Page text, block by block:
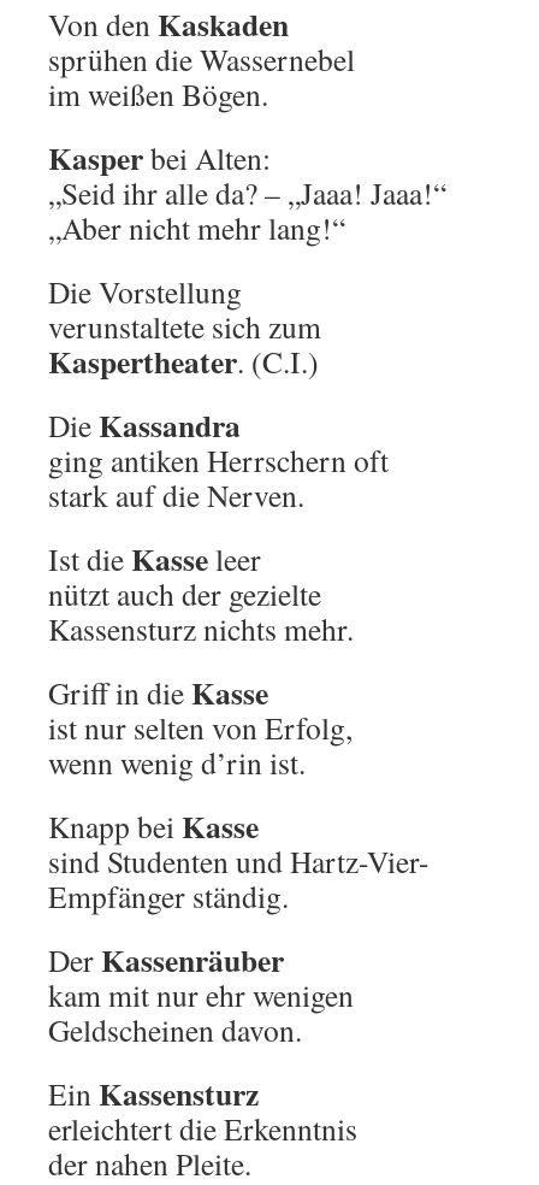
Von denKaskaden
sprühen die Wassernebel
im weißen Bögen.
Kasperbei Alten:
„Seid ihr alle da? – „Jaaa! Jaaa!“
„Aber nicht mehr lang!“
Die Vorstellung
verunstaltete sich zum
Kaspertheater. (C.I.)
DieKassandra
ging antiken Herrschern oft
stark auf die Nerven.
Ist dieKasseleer
nützt auch der gezielte
Kassensturz nichts mehr.
Griff in dieKasse
ist nur selten von Erfolg,
wenn wenig d’rin ist.
Knapp beiKasse
sind Studenten und Hartz-Vier-
Empfänger ständig.
DerKassenräuber
kam mit nur ehr wenigen
Geldscheinen davon.
EinKassensturz
erleichtert die Erkenntnis
der nahen Pleite.